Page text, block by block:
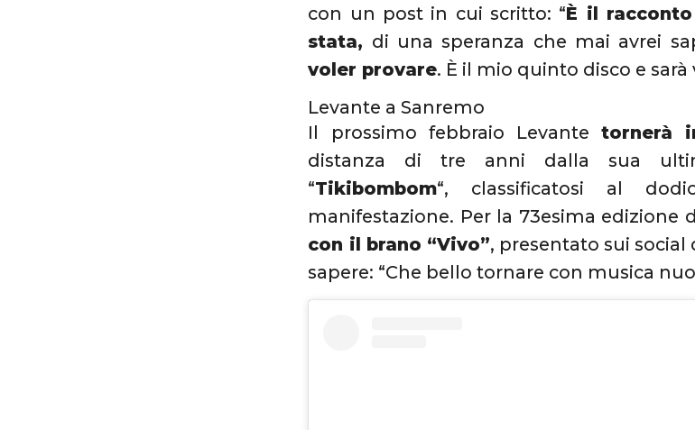
con un post in cui scritto: “È il
stata, di una speranza che mai avrei
voler provare. È il mio quinto disco e sarà
Levante a Sanremo
Il prossimo febbraio Levantetornerà
distanza di tre anni dalla sua
“Tikibombom“, classificatosi al
manifestazione. Per la 73esima edizione
con il brano “Vivo”, presentato sui
sapere: “Che bello tornare con musica